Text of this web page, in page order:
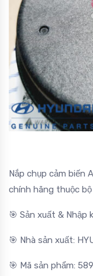
Nắp chụp cảm biến
chính hãng thuộc
🎯 Sản xuất & Nhập
🎯 Nhà sản xuất:
🎯 Mã sản phẩm: